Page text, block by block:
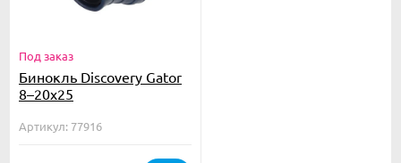
Под заказ
Бинокль Discovery Gator
8–20x25
Артикул: 77916